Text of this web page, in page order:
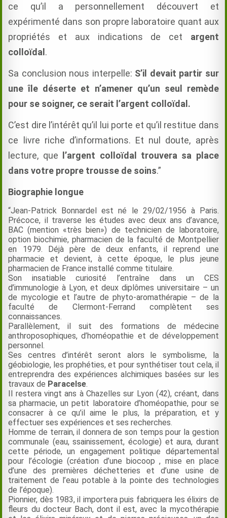
ce qu’il a personnellement découvert et
expérimenté dans son propre laboratoire quant aux
propriétés et aux indications de cet argent
colloïdal .
Sa conclusion nous interpelle: S’il devait partir sur
une île déserte et n’amener qu’un seul remède
pour se soigner, ce serait l’argent colloïdal.
C’est dire l’intérêt qu’il lui porte et qu’il restitue dans
ce livre riche d’informations. Et nul doute, après
lecture, que
l’argent colloïdal trouvera sa place
dans votre propre trousse de soins.”
Biographie longue
“Jean-Patrick Bonnardel est né le 29/02/1956 à Paris.
Précoce, il traverse les études avec deux ans d’avance,
BAC (mention «très bien») de technicien de laboratoire,
option biochimie, pharmacien de la faculté de Montpellier
en 1979. Déjà père de deux enfants, il reprend une
pharmacie et devient, à cette époque, le plus jeune
pharmacien de France installé comme titulaire.
Son insatiable curiosité l’entraîne dans un CES
d’immunologie à Lyon, et deux diplômes universitaire – un
de mycologie et l’autre de phyto-aromathérapie – de la
faculté de Clermont-Ferrand complètent ses
connaissances.
Parallèlement, il suit des formations de médecine
anthroposophiques, d’homéopathie et de développement
personnel.
Ses centres d’intérêt seront alors le symbolisme, la
géobiologie, les prophéties, et pour synthétiser tout cela, il
entreprendra des expériences alchimiques basées sur les
travaux de Paracelse.
Il restera vingt ans à Chazelles sur Lyon (42), créant, dans
sa pharmacie, un petit laboratoire d’homéopathie, pour se
consacrer à ce qu’il aime le plus, la préparation, et y
effectuer ses expériences et ses recherches.
Homme de terrain, il donnera de son temps pour la gestion
communale (eau, ssainissement, écologie) et aura, durant
cette période, un engagement politique départemental
pour l’écologie (création d’une biocoop , mise en place
d’une des premières déchetteries et d’une usine de
traitement de l’eau potable à la pointe des technologies
de l’époque).
Pionnier, dès 1983, il importera puis fabriquera les élixirs de
fleurs du docteur Bach, dont il est, avec la mycothérapie